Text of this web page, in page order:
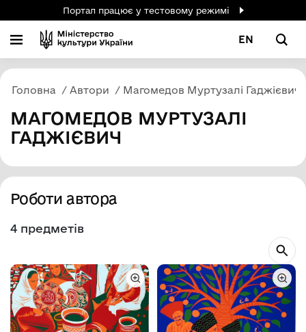
Портал працює у тестовому режимі
EN
Головна Автори Магомедов Муртузалі Гаджієвич
МАГОМЕДОВ МУРТУЗАЛІ
ГАДЖІЄВИЧ
Роботи автора
4 предметів